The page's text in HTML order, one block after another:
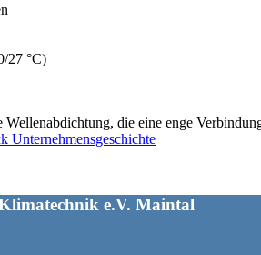
27 °C)
Wellenabdichtung, die eine enge
Unternehmensgeschichte
e.V. Maintal